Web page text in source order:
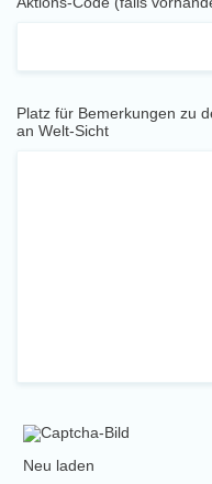
Platz für Bemerkungen zu
an Welt-Sicht
Neu laden